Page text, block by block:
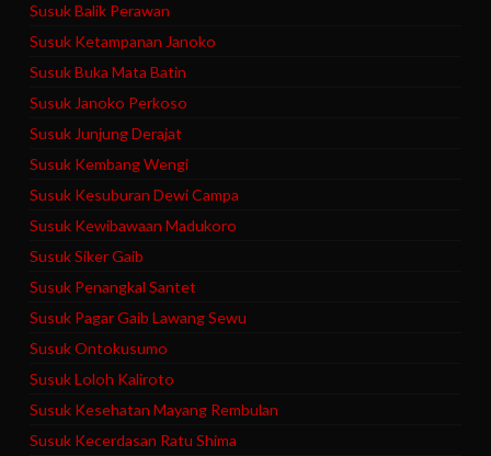
Susuk Balik Perawan
Susuk Ketampanan Janoko
Susuk Buka Mata Batin
Susuk Janoko Perkoso
Susuk Junjung Derajat
Susuk Kembang Wengi
Susuk Kesuburan Dewi Campa
Susuk Kewibawaan Madukoro
Susuk Siker Gaib
Susuk Penangkal Santet
Susuk Pagar Gaib Lawang Sewu
Susuk Ontokusumo
Susuk Loloh Kaliroto
Susuk Kesehatan Mayang Rembulan
Susuk Kecerdasan Ratu Shima